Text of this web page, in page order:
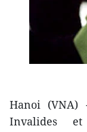
Hanoi
Invalides